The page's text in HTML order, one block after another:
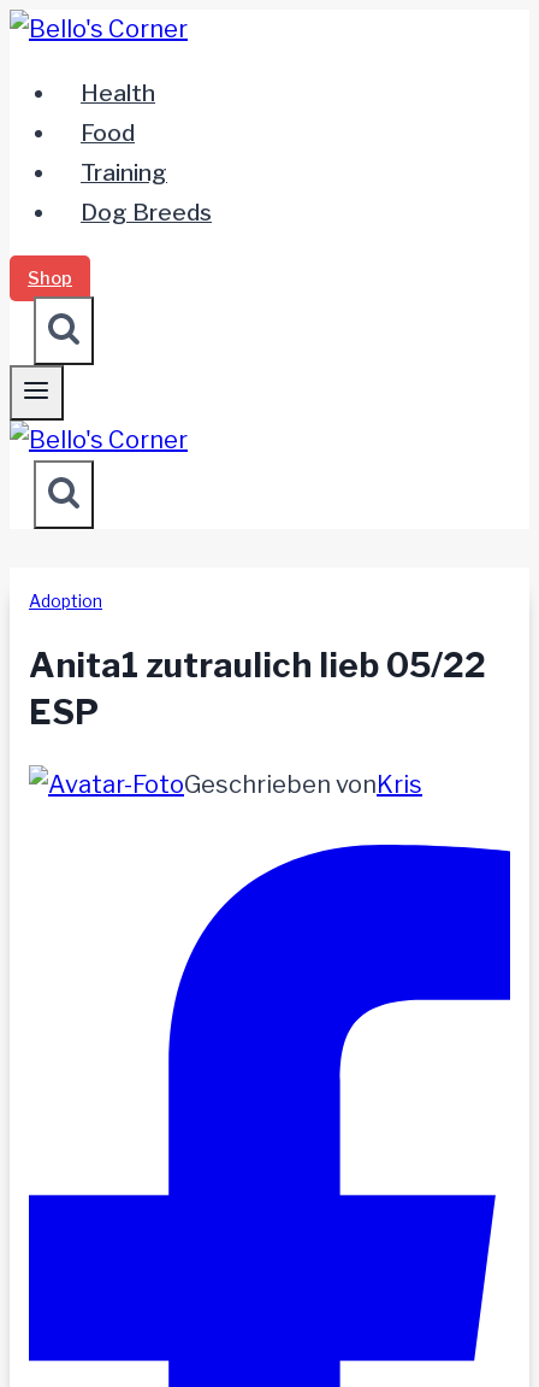
Zum
springenHealth
Food
Training
Dog Breeds
Shop
Adoption
Anita1 zutraulich lieb 05/22
ESP
Geschrieben vonKris